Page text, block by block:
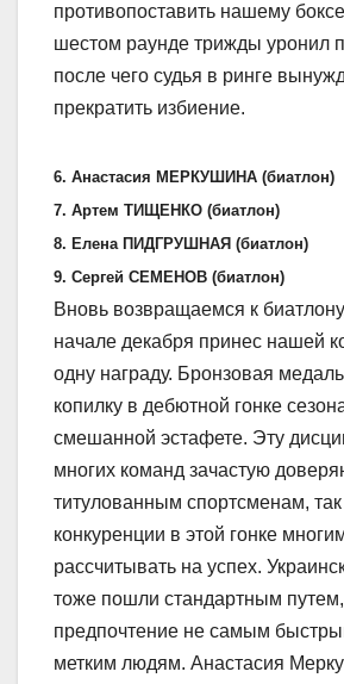
противопоставить нашему
шестом раунде трижды уронил
после чего судья в ринге
прекратить избиение.
6. Анастасия МЕРКУШИНА (биатлон)
7. Артем ТИЩЕНКО (биатлон)
8. Елена ПИДГРУШНАЯ (биатлон)
9. Сергей СЕМЕНОВ (биатлон)
Вновь возвращаемся к
начале декабря принес нашей
одну награду. Бронзовая
копилку в дебютной гонке
смешанной эстафете. Эту
многих команд зачастую
титулованным спортсменам,
конкуренции в этой гонке
рассчитывать на успех.
тоже пошли стандартным путем,
предпочтение не самым
метким людям. Анастасия